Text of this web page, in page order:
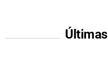
Últimas